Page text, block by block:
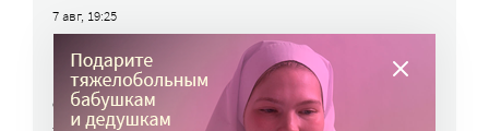
7 авг, 19:25
Родных, которые могут взять ребенка
из проблемной семьи, предлагают искать
с полицией